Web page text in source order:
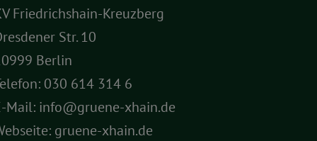
Friedrichshain-Kreuzberg
Str. 10
Berlin
030 614 314 6
Mail: info@gruene-xhain.de
gruene-xhain.de